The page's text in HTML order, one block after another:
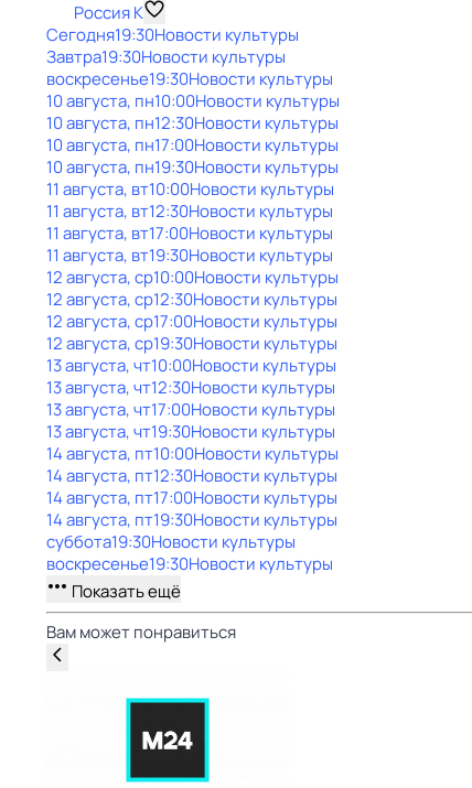
Россия К
Сегодня19:30Новости культуры
Завтра19:30Новости культуры
воскресенье19:30Новости культуры
10 августа, пн10:00Новости культуры
10 августа, пн12:30Новости культуры
10 августа, пн17:00Новости культуры
10 августа, пн19:30Новости культуры
11 августа, вт10:00Новости культуры
11 августа, вт12:30Новости культуры
11 августа, вт17:00Новости культуры
11 августа, вт19:30Новости культуры
12 августа, ср10:00Новости культуры
12 августа, ср12:30Новости культуры
12 августа, ср17:00Новости культуры
12 августа, ср19:30Новости культуры
13 августа, чт10:00Новости культуры
13 августа, чт12:30Новости культуры
13 августа, чт17:00Новости культуры
13 августа, чт19:30Новости культуры
14 августа, пт10:00Новости культуры
14 августа, пт12:30Новости культуры
14 августа, пт17:00Новости культуры
14 августа, пт19:30Новости культуры
суббота19:30Новости культуры
воскресенье19:30Новости культуры
Показать ещё
Вам может понравиться